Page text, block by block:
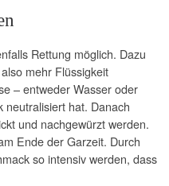
Rettung möglich. Dazu
mehr Flüssigkeit
– entweder Wasser oder
neutralisiert hat. Danach
und nachgewürzt werden.
Ende der Garzeit. Durch
so intensiv werden, dass